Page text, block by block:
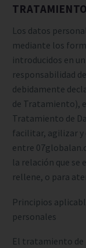
Los datos
mediante los
introducidos en
responsabilidad
debidamente
de Tratamiento),
Tratamiento de
facilitar, agilizar
entre
la relación que se
rellene, o para
Principios
personales
El tratamiento de